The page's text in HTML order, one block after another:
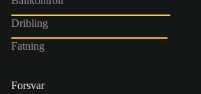
Dribling
Fatning
Forsvar